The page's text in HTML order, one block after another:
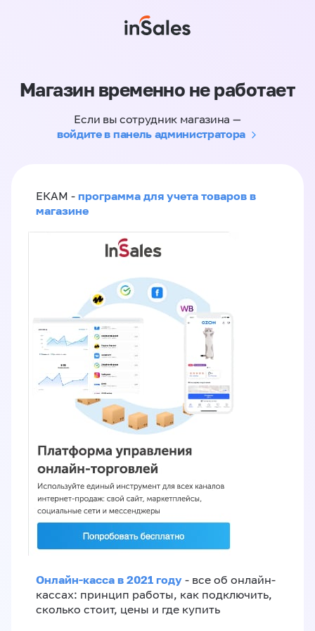
Магазин временно не работает
Если вы сотрудник магазина —
войдите в панель администратора
ЕКАМ - программа для учета товаров в
магазине
Онлайн-касса в 2021 году - все об онлайн-
кассах: принцип работы, как подключить,
сколько стоит, цены и где купить